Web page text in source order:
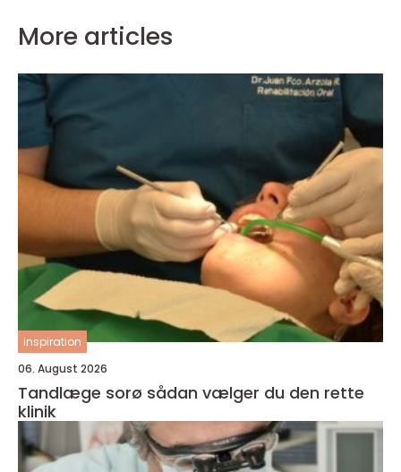
More articles
inspiration
06. August 2026
Tandlæge sorø sådan vælger du den rette
klinik